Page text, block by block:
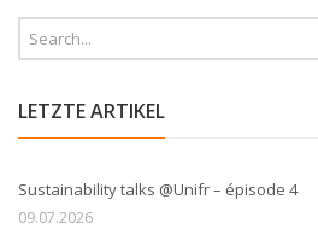
LETZTE ARTIKEL
Sustainability talks @Unifr – épisode 4
09.07.2026